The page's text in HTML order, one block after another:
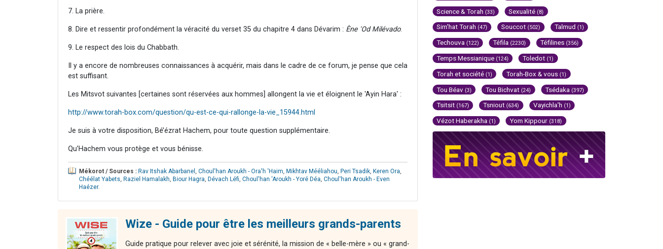
7. La prière.
8. Dire et ressentir profondément la véracité du verset 35 du chapitre 4 dans Dévarim : Ène 'Od Milévado.
9. Le respect des lois du Chabbath.
Il y a encore de nombreuses connaissances à acquérir, mais dans le cadre de ce forum, je pense que cela
est suffisant.
Les Mitsvot suivantes [certaines sont réservées aux hommes] allongent la vie et éloignent le 'Ayin Hara' :
http://www.torah-box.com/question/qu-est-ce-qui-rallonge-la-vie_15944.html
Je suis à votre disposition, Bé’ézrat Hachem, pour toute question supplémentaire.
Qu’Hachem vous protège et vous bénisse.
Mékorot / Sources : Rav Itshak Abarbanel Choul'han Aroukh - Ora'h 'Haim Mikhtav Mééliahou Peri Tsadik Keren Ora
Chéélat Yabets Raziel Hamalakh Biour Hagra Dévach Léfi Choul'han 'Aroukh - Yoré Déa Choul'han Aroukh - Even
Haézer.
Wize - Guide pour être les meilleurs grands-parents
Guide pratique pour relever avec joie et sérénité, la mission de « belle-mère » ou « grand-
Science & Torah (33) Sexualité (8)
Sim'hat Torah (47) Souccot (502) Talmud (1)
Techouva (122) Téfila (2230) Téfilines (356)
Temps Messianique (124) Toledot (1)
Torah et société (1) Torah-Box & vous (1)
Tou Béav (3) Tou Bichvat (24) Tsédaka (397)
Tsitsit (167) Tsniout (634) Vayichla'h (1)
Vézot Haberakha (1) Yom Kippour (318)